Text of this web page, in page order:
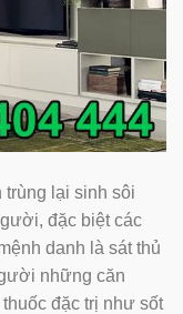
trùng lại sinh sôi
đặc biệt các
danh là sát thủ
những căn
đặc trị như sốt